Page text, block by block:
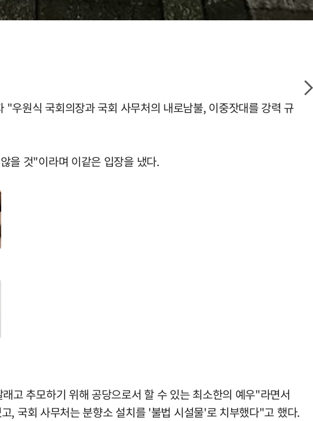
우원식 국회의장과 국회 사무처의 내로남불, 이중잣대를 강력 규
을 것"이라며 이같은 입장을 냈다.
고 추모하기 위해 공당으로서 할 수 있는 최소한의 예우"라면서
, 국회 사무처는 분향소 설치를 '불법 시설물'로 치부했다"고 했다.